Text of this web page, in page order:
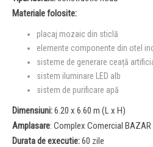
Materiale folosite:
placaj mozaic din sticlă
elemente componente din otel
sisteme de generare ceață
sistem iluminare LED alb
sistem de purificare apă
Dimensiuni:6.20 x 6.60 m (L x H)
Amplasare: Complex Comercial BAZAR
Durata de executie:60 zile